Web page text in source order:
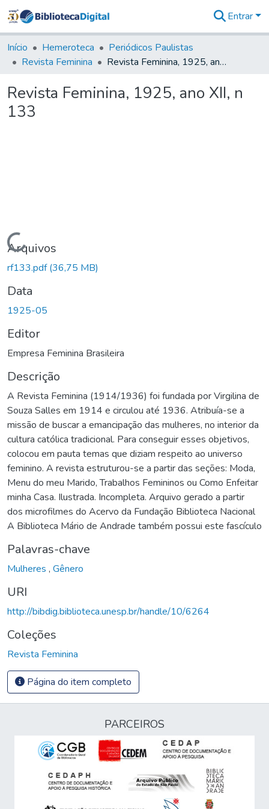
&
Coleções
Tudo na
Digital
Entrar
Início Hemeroteca
Periódicos Paulistas
Revista Feminina
Revista Feminina, 1925, ano XII, n 133
Revista Feminina, 1925, ano XII, n
133
Carregando...
Arquivos
rf133.pdf(36,75 MB)
Data
1925-05
Editor
Empresa Feminina Brasileira
Descrição
A Revista Feminina (1914/1936) foi fundada por Virgilina de
Souza Salles em 1914 e circulou até 1936. Atribuía-se a
missão de buscar a emancipação das mulheres, no interior da
cultura católica tradicional. Para conseguir esses objetivos,
colocou em pauta temas que diziam respeito ao universo
feminino. A revista estruturou-se a partir das seções: Moda,
Menu do meu Marido, Trabalhos Femininos ou Como Enfeitar
minha Casa. Ilustrada. Incompleta. Arquivo gerado a partir
dos microfilmes do Acervo da Fundação Biblioteca Nacional
A Biblioteca Mário de Andrade também possui este fascículo
Palavras-chave
Mulheres , Gênero
URI
http://bibdig.biblioteca.unesp.br/handle/10/6264
Coleções
Revista Feminina
Página do item completo
PARCEIROS